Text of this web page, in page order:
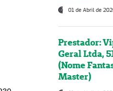
01 de Abril de
Prestador:
Geral Ltda,
(Nome
Master)